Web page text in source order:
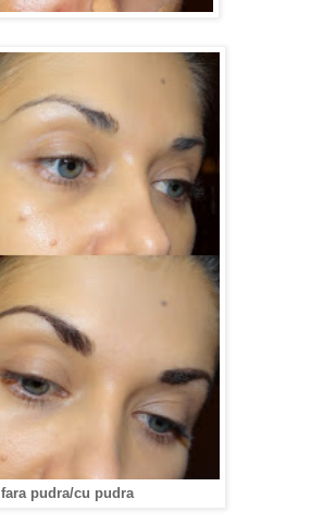
fara pudra/cu pudra